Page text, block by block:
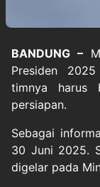
BANDUNG –
Presiden 2025
timnya harus
persiapan.
Sebagai
30 Juni 2025.
digelar pada